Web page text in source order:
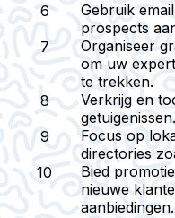
Gebruik
prospects
Organiseer
om uw
te trekken.
Verkrijg en
getuigenissen.
Focus op
directories
Bied
nieuwe
aanbiedingen.